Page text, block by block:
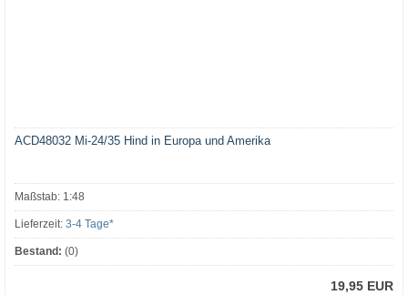
ACD48032 Mi-24/35 Hind in Europa und Amerika
Maßstab: 1:48
Lieferzeit: 3-4 Tage*
Bestand: (0)
19,95 EUR